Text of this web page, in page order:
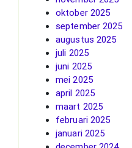
oktober 2025
september 2025
augustus 2025
juli 2025
juni 2025
mei 2025
april 2025
maart 2025
februari 2025
januari 2025